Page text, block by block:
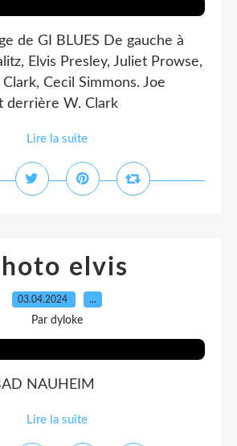
de GI BLUES De gauche à
Elvis Presley, Juliet Prowse,
Cecil Simmons. Joe
derrière W. Clark
Lire la suite
elvis
03.04.2024 …
Par dyloke
NAUHEIM
Lire la suite